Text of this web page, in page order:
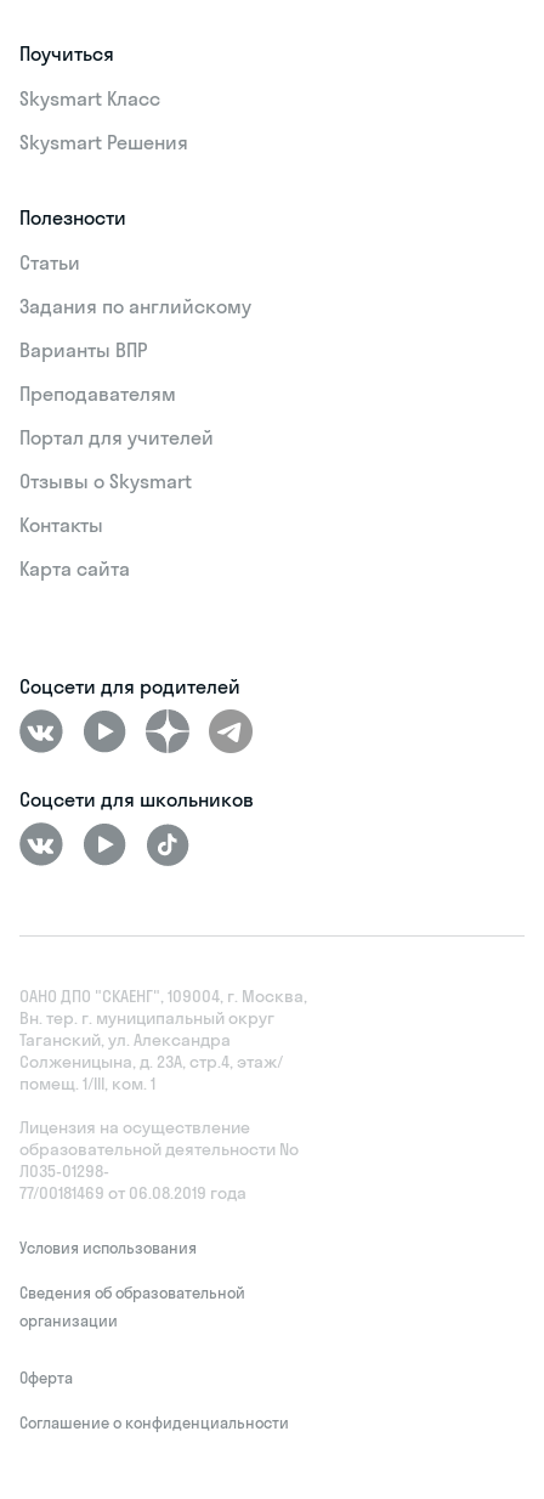
Поучиться
Skysmart Класс
Skysmart Решения
Полезности
Статьи
Задания по английскому
Варианты ВПР
Преподавателям
Портал для учителей
Отзывы о Skysmart
Контакты
Карта сайта
Соцсети для родителей
Соцсети для школьников
ОАНО ДПО "СКАЕНГ", 109004, г. Москва,
Вн. тер. г. муниципальный округ
Таганский, ул. Александра
Солженицына, д. 23А, стр.4, этаж/
помещ. 1/III, ком. 1
Лицензия на осуществление
образовательной деятельности No
Л035‑01298-
77/00181469 от 06.08.2019 года
Условия использования
Сведения об образовательной
организации
Оферта
Соглашение о конфиденциальности